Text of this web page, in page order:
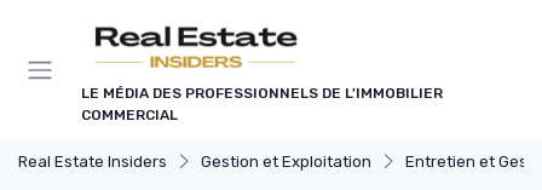
LE MÉDIA DES PROFESSIONNELS DE L'IMMOBILIER
COMMERCIAL
Real Estate Insiders Gestion et Exploitation Entretien et Gestion du